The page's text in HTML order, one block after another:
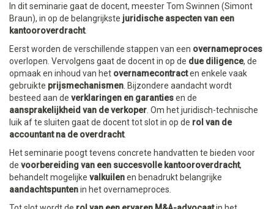
In dit seminarie gaat de docent, meester Tom Swinnen (Simont
Braun), in op de belangrijkste juridische aspecten van een
kantooroverdracht.
Eerst worden de verschillende stappen van een overnameproces
overlopen. Vervolgens gaat de docent in op de due diligence, de
opmaak en inhoud van het overnamecontracten enkele vaak
gebruikte prijsmechanismen . Bijzondere aandacht wordt
besteed aan de verklaringen en garantiesen de
aansprakelijkheid van de verkoper . Om het juridisch-technische
luik af te sluiten gaat de docent tot slot in op de rol van de
accountant na de overdracht.
Het seminarie poogt tevens concrete handvatten te bieden voor
de voorbereiding van een succesvolle kantooroverdracht,
behandelt mogelijke valkuilenen benadrukt belangrijke
aandachtspuntenin het overnameproces.